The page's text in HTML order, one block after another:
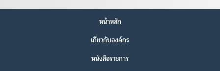
หน้าหลัก
เกี่ยวกับองค์กร
หนังสือราชการ